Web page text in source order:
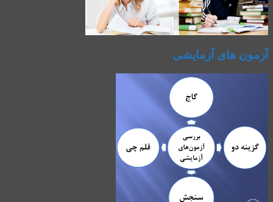
آزمون های آزمایشی